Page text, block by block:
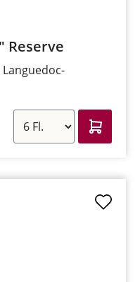
Reserve
Languedoc-